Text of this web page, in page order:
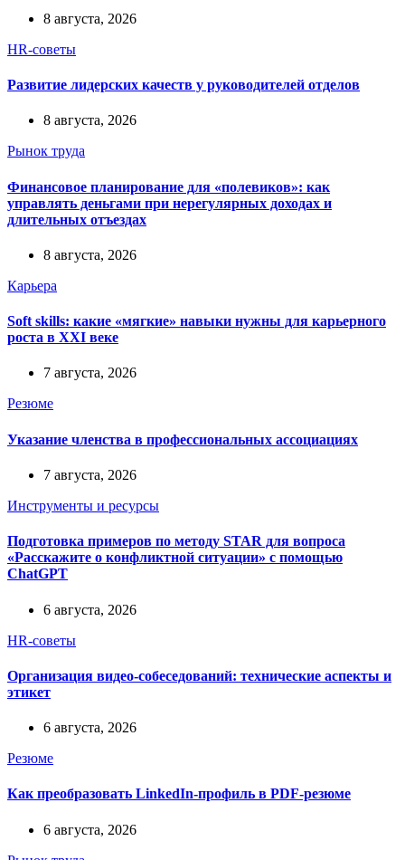
8 августа, 2026
HR-советы
Развитие лидерских качеств у руководителей отделов
8 августа, 2026
Рынок труда
Финансовое планирование для «полевиков»: как
управлять деньгами при нерегулярных доходах и
длительных отъездах
8 августа, 2026
Карьера
Soft skills: какие «мягкие» навыки нужны для карьерного
роста в XXI веке
7 августа, 2026
Резюме
Указание членства в профессиональных ассоциациях
7 августа, 2026
Инструменты и ресурсы
Подготовка примеров по методу STAR для вопроса
«Расскажите о конфликтной ситуации» с помощью
ChatGPT
6 августа, 2026
HR-советы
Организация видео-собеседований: технические аспекты и
этикет
6 августа, 2026
Резюме
Как преобразовать LinkedIn-профиль в PDF-резюме
6 августа, 2026